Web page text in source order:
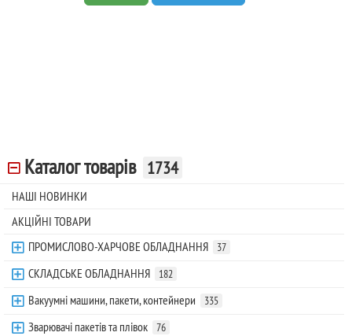
Каталог товарів 1734
НАШІ НОВИНКИ
АКЦІЙНІ ТОВАРИ
ПРОМИСЛОВО-ХАРЧОВЕ ОБЛАДНАННЯ
37
СКЛАДСЬКЕ ОБЛАДНАННЯ 182
Вакуумні машини, пакети, контейнери 335
Зварювачі пакетів та плівок 76